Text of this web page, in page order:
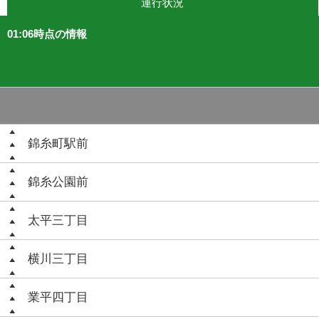
運行状況
01:06時点の情報
錦糸町駅前
錦糸公園前
太平三丁目
横川三丁目
業平四丁目